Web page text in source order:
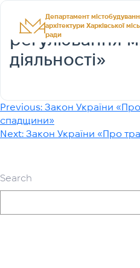
Департамент
архітектури Харківської
ради
Закон України
регулювання
діяльності»
Post
navigation
Previous: Закон України
спадщини»
Next: Закон України «Про
Search